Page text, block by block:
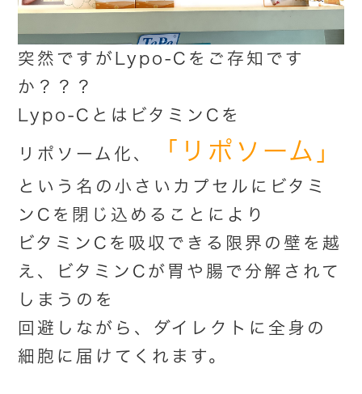
突然ですがLypo-Cをご存知です
か？？？
Lypo-CとはビタミンCを
リポソーム化、 「リポソーム」
という名の小さいカプセルにビタミ
ンCを閉じ込めることにより
ビタミンCを吸収できる限界の壁を越
え、ビタミンCが胃や腸で分解されて
しまうのを
回避しながら、ダイレクトに全身の
細胞に届けてくれます。